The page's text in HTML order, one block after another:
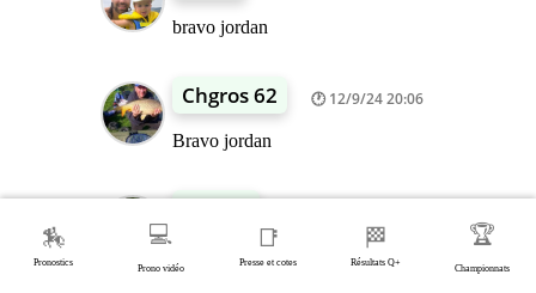
bravo jordan
Chgros 62 12/9/24 20:06
Bravo jordan
Bravo Jordan... belle base à 23/1 !!!
🏇
Pronostics
💻
Prono vidéo
📑
Presse et cotes
🏁
Résultats Q+
🏆
Championnats